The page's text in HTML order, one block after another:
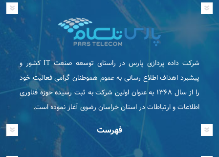
شرکت داده پردازی پارس در راستای توسعه صنعت IT كشور و
پیشبرد اهداف اطلاع رسانی به عموم هموطنان گرامی فعاليت خود
را از سال ۱۳۶۸ به عنوان اولین شرکت به ثبت رسیده حوزه فناوری
اطلاعات و ارتباطات در استان خراسان رضوی آغاز نموده است.
فهرست